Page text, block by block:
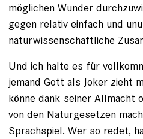
möglichen Wunder
gegen relativ einfach und
naturwissenschaftliche
Und ich halte es für
jemand Gott als Joker zieht
könne dank seiner Allmacht
von den Naturgesetzen
Sprachspiel. Wer so redet,